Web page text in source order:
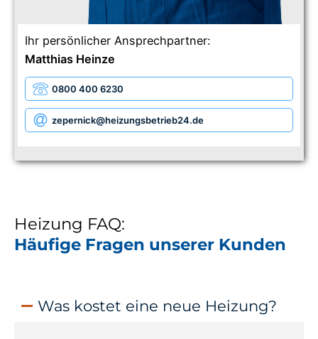
Ihr persönlicher Ansprechpartner:
Matthias Heinze
0800 400 6230
zepernick@heizungsbetrieb24.de
Heizung FAQ:
Häufige Fragen unserer Kunden
Was kostet eine neue Heizung?